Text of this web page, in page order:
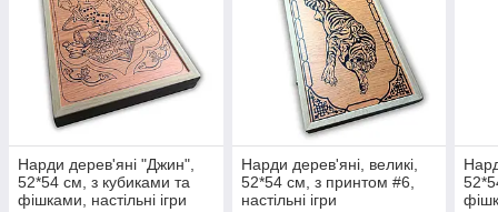
Нарди дерев'яні "Джин",
52*54 см, з кубиками та
фішками, настільні ігри
Нарди дерев'яні, великі,
52*54 см, з принтом #6,
настільні ігри